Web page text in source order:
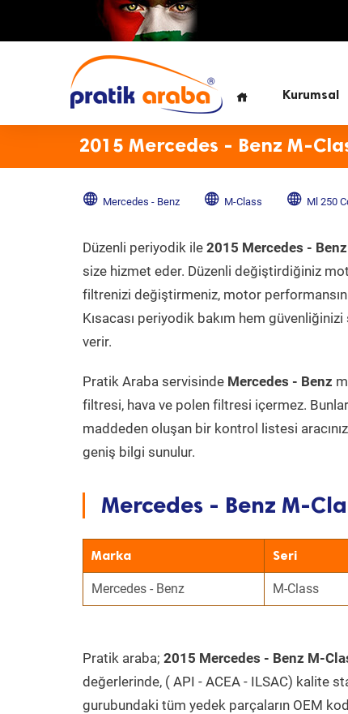
Kurumsal
2015 Mercedes - Benz M-
Mercedes - Benz M-Class Ml 250
Düzenli periyodik ile 2015 Mercedes -
size hizmet eder. Düzenli değiştirdiğiniz
filtrenizi değiştirmeniz, motor
Kısacası periyodik bakım hem
verir.
Pratik Araba servisinde Mercedes - Benz
filtresi, hava ve polen filtresi içermez.
maddeden oluşan bir kontrol listesi
geniş bilgi sunulur.
Mercedes - Benz M-
Marka Seri
Mercedes - Benz M-Class
Pratik araba; 2015 Mercedes - Benz M-
değerlerinde, ( API - ACEA - ILSAC) kalite
gurubundaki tüm yedek parçaların OEM